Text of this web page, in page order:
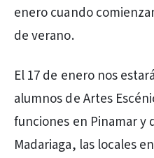
enero cuando
de verano.
El 17 de enero nos
alumnos de Artes
funciones en Pinamar y
Madariaga, las locales